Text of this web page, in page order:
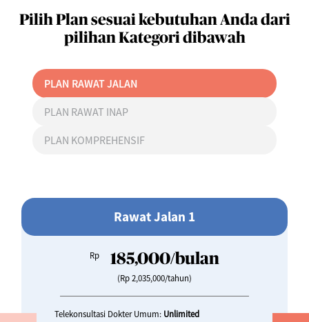
Pilih Plan sesuai kebutuhan Anda dari
pilihan Kategori dibawah
PLAN RAWAT JALAN
PLAN RAWAT INAP
PLAN KOMPREHENSIF
Rawat Jalan 1
Rp 185,000/bulan
(Rp 2,035,000/tahun)
Telekonsultasi Dokter Umum: Unlimited